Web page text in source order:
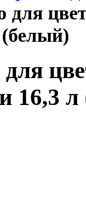
16,3